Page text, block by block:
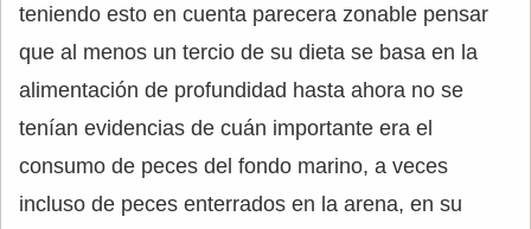
teniendo esto en cuenta parecera zonable pensar
que al menos un tercio de su dieta se basa en la
alimentación de profundidad hasta ahora no se
tenían evidencias de cuán importante era el
consumo de peces del fondo marino, a veces
incluso de peces enterrados en la arena, en su